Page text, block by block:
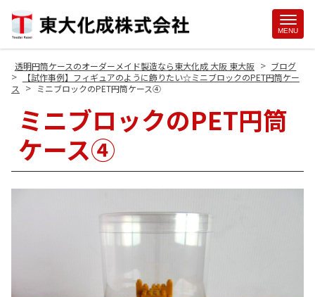
MENU
透明円筒ケースのオーダーメイド製造なら東大化成 大阪 東大阪 > ブログ
>
【試作事例】フィギュアのように飾りたい☆ミニブロックのPET円筒ケー
ス > ミニブロックのPET円筒ケース④
ミニブロックのPET円筒
ケース④
Site
Footer